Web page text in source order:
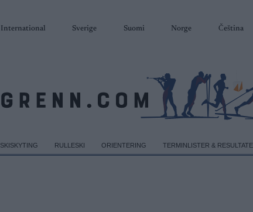
International Sverige Suomi Norge Čeština
SKISKYTING RULLESKI ORIENTERING TERMINLISTER &